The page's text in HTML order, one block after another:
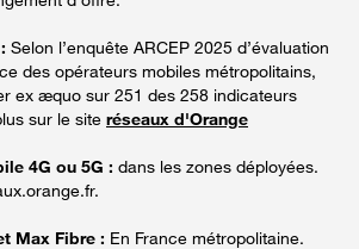
Selon l’enquête ARCEP 2025 d’évaluation
des opérateurs mobiles métropolitains,
ex æquo sur 251 des 258 indicateurs
sur le site réseaux d'Orange
4G ou 5G : dans les zones déployées.
Max Fibre : En France métropolitaine.